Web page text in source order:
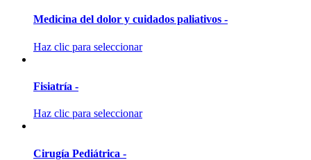
Medicina del dolor y cuidados paliativos -
Haz clic para seleccionar
Fisiatría -
Haz clic para seleccionar
Cirugía Pediátrica -